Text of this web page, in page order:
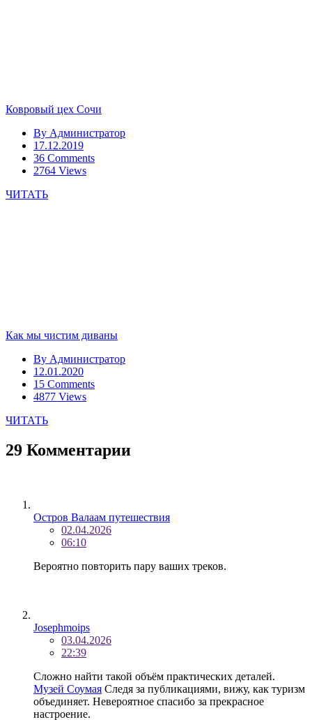
Ковровый цех Сочи
By Администратор
17.12.2019
36 Comments
2764 Views
ЧИТАТЬ
Как мы чистим диваны
By Администратор
12.01.2020
15 Comments
4877 Views
ЧИТАТЬ
29 Комментарии
Остров Валаам путешествия
02.04.2026
06:10
Вероятно повторить пару ваших треков.
Josephmoips
03.04.2026
22:39
Сложно найти такой объём практических деталей.
Музей Соумая Следя за публикациями, вижу, как туризм
объединяет. Невероятное спасибо за прекрасное
настроение.